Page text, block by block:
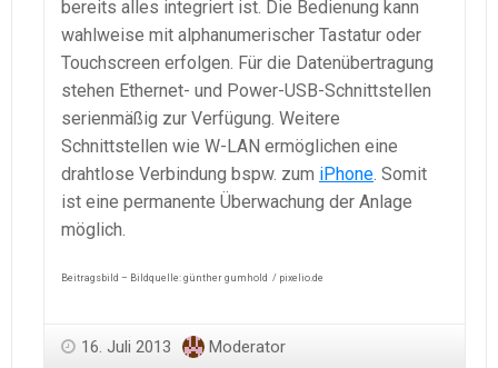
bereits alles integriert ist. Die Bedienung kann
wahlweise mit alphanumerischer Tastatur oder
Touchscreen erfolgen. Für die Datenübertragung
stehen Ethernet- und Power-USB-Schnittstellen
serienmäßig zur Verfügung. Weitere
Schnittstellen wie W-LAN ermöglichen eine
drahtlose Verbindung bspw. zum iPhone . Somit
ist eine permanente Überwachung der Anlage
möglich.
Beitragsbild – Bildquelle: günther gumhold / pixelio.de
16. Juli 2013 Moderator